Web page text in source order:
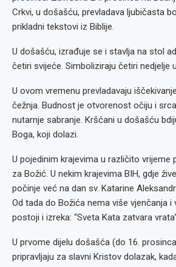
Crkvi, u došašću, prevladava ljubičasta
prikladni tekstovi iz Biblije.
U došašću, izrađuje se i stavlja na stol
četiri svijeće. Simboliziraju četiri nedjelje
U ovom vremenu prevladavaju
čežnja. Budnost je otvorenost očiju i
nutarnje sabranje. Kršćani u došašću
Boga, koji dolazi.
U pojedinim krajevima u različito vrijeme
za Božić. U nekim krajevima BIH, gdje
počinje već na dan sv. Katarine
Od tada do Božića nema više vjenčanja
postoji i izreka: “Sveta Kata zatvara
U prvome dijelu došašća (do 16.
pripravljaju za slavni Kristov dolazak,